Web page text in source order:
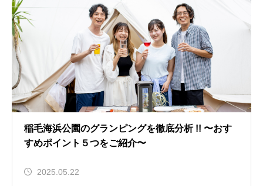
稲毛海浜公園のグランピングを徹底分析 !! 〜おす
すめポイント５つをご紹介〜
2025.05.22